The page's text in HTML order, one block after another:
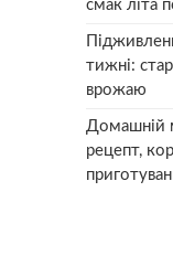
смак літа
тижні:
врожаю
Домашній
рецепт,